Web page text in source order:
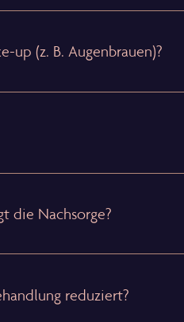
up (z. B. Augenbrauen)?
die Nachsorge?
reduziert?